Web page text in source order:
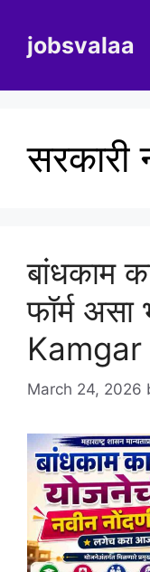
contentjobsvalaa
सरकारी
बांधकाम
फॉर्म
March 24, 2026